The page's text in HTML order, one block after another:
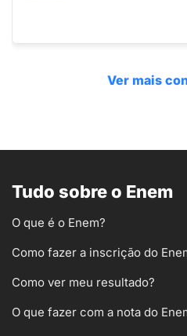
Ver mais
Tudo sobre o Enem
O que é o Enem?
Como fazer a inscrição do
Como ver meu resultado?
O que fazer com a nota do